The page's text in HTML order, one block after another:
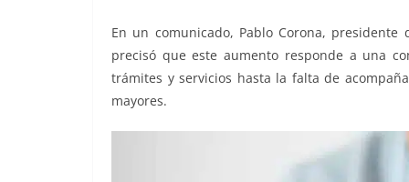
En un comunicado, Pablo Corona,
precisó que este aumento responde a una
trámites y servicios hasta la falta de
mayores.